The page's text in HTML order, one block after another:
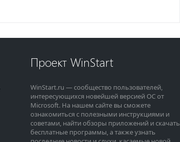
Проект WinStart
WinStart.ru — сообщество пользователей,
интересующихся новейшей версией ОС от
Microsoft. На нашем сайте вы сможете
ознакомиться с полезными инструкциями и
советами, найти обзоры приложений и скачать
бесплатные программы, а также узнать